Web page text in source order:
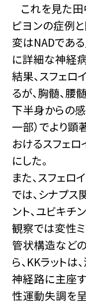
これを見た
ピヨンの症例と
変はNADである
に詳細な神経
結果、スフェ
るが、胸髄、腰
下半身からの
一部）でより顕
おけるスフェ
にした。
また、スフェ
では、シナプス
ント、ユビキ
観察では変性ミ
管状構造など
ら、KKラット
神経路に主座
性運動失調を